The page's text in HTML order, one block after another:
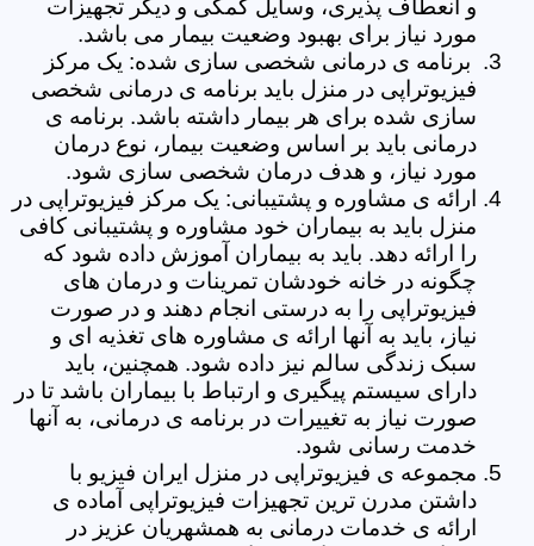
و انعطاف پذیری، وسایل کمکی و دیگر تجهیزات
مورد نیاز برای بهبود وضعیت بیمار می باشد.
برنامه ی درمانی شخصی سازی شده: یک مرکز
فیزیوتراپی در منزل باید برنامه ی درمانی شخصی
سازی شده برای هر بیمار داشته باشد. برنامه ی
درمانی باید بر اساس وضعیت بیمار، نوع درمان
مورد نیاز، و هدف درمان شخصی سازی شود.
ارائه ی مشاوره و پشتیبانی: یک مرکز فیزیوتراپی در
منزل باید به بیماران خود مشاوره و پشتیبانی کافی
را ارائه دهد. باید به بیماران آموزش داده شود که
چگونه در خانه خودشان تمرینات و درمان های
فیزیوتراپی را به درستی انجام دهند و در صورت
نیاز، باید به آنها ارائه ی مشاوره های تغذیه ای و
سبک زندگی سالم نیز داده شود. همچنین، باید
دارای سیستم پیگیری و ارتباط با بیماران باشد تا در
صورت نیاز به تغییرات در برنامه ی درمانی، به آنها
خدمت رسانی شود.
مجموعه ی فیزیوتراپی در منزل ایران فیزیو با
داشتن مدرن ترین تجهیزات فیزیوتراپی آماده ی
ارائه ی خدمات درمانی به همشهریان عزیز در